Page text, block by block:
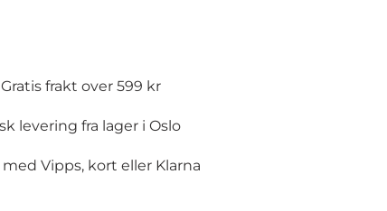
Gratis frakt over 599 kr
levering fra lager i Oslo
Vipps, kort eller Klarna